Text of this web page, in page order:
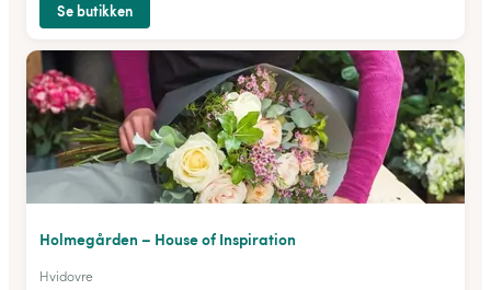
Se butikken
Holmegården – House of Inspiration
Hvidovre